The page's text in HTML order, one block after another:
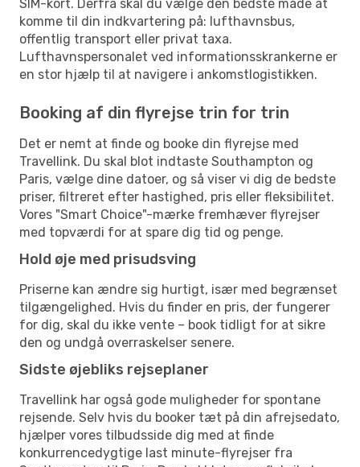
SIM-kort. Derfra skal du vælge den bedste måde at
komme til din indkvartering på: lufthavnsbus,
offentlig transport eller privat taxa.
Lufthavnspersonalet ved informationsskrankerne er
en stor hjælp til at navigere i ankomstlogistikken.
Booking af din flyrejse trin for trin
Det er nemt at finde og booke din flyrejse med
Travellink. Du skal blot indtaste Southampton og
Paris, vælge dine datoer, og så viser vi dig de bedste
priser, filtreret efter hastighed, pris eller fleksibilitet.
Vores "Smart Choice"-mærke fremhæver flyrejser
med topværdi for at spare dig tid og penge.
Hold øje med prisudsving
Priserne kan ændre sig hurtigt, især med begrænset
tilgængelighed. Hvis du finder en pris, der fungerer
for dig, skal du ikke vente – book tidligt for at sikre
den og undgå overraskelser senere.
Sidste øjebliks rejseplaner
Travellink har også gode muligheder for spontane
rejsende. Selv hvis du booker tæt på din afrejsedato,
hjælper vores tilbudsside dig med at finde
konkurrencedygtige last minute-flyrejser fra